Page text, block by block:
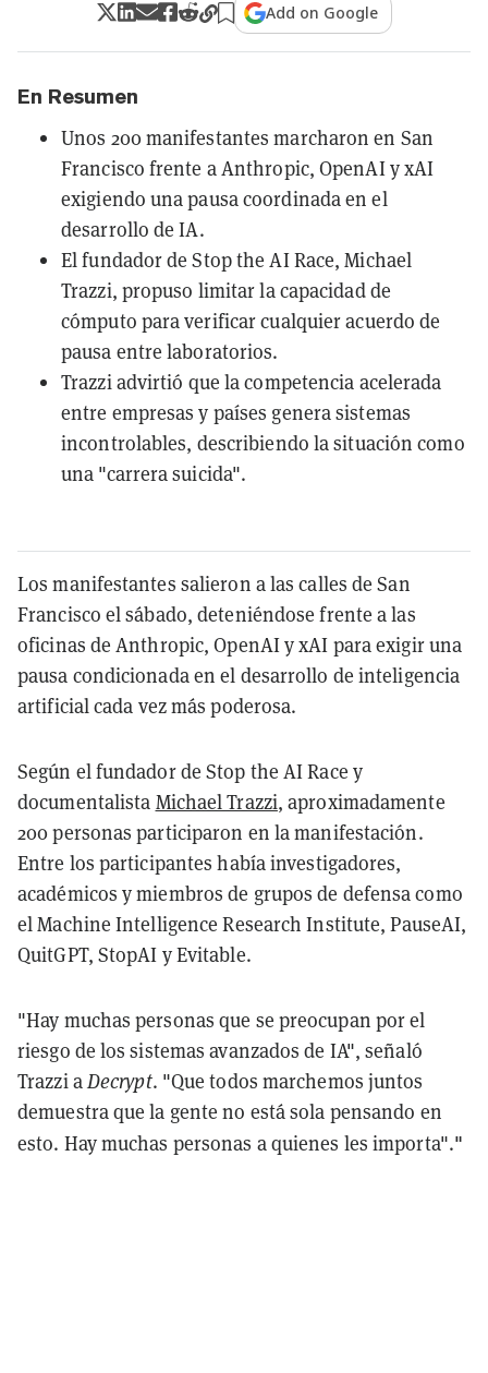
Add on Google
En Resumen
Unos 200 manifestantes marcharon en San
Francisco frente a Anthropic, OpenAI y xAI
exigiendo una pausa coordinada en el
desarrollo de IA.
El fundador de Stop the AI Race, Michael
Trazzi, propuso limitar la capacidad de
cómputo para verificar cualquier acuerdo de
pausa entre laboratorios.
Trazzi advirtió que la competencia acelerada
entre empresas y países genera sistemas
incontrolables, describiendo la situación como
una "carrera suicida".
Los manifestantes salieron a las calles de San
Francisco el sábado, deteniéndose frente a las
oficinas de Anthropic, OpenAI y xAI para exigir una
pausa condicionada en el desarrollo de inteligencia
artificial cada vez más poderosa.
Según el fundador de Stop the AI Race y
documentalista Michael Trazzi, aproximadamente
200 personas participaron en la manifestación.
Entre los participantes había investigadores,
académicos y miembros de grupos de defensa como
el Machine Intelligence Research Institute, PauseAI,
QuitGPT, StopAI y Evitable.
"Hay muchas personas que se preocupan por el
riesgo de los sistemas avanzados de IA", señaló
Trazzi aDecrypt. "Que todos marchemos juntos
demuestra que la gente no está sola pensando en
esto. Hay muchas personas a quienes les importa"."